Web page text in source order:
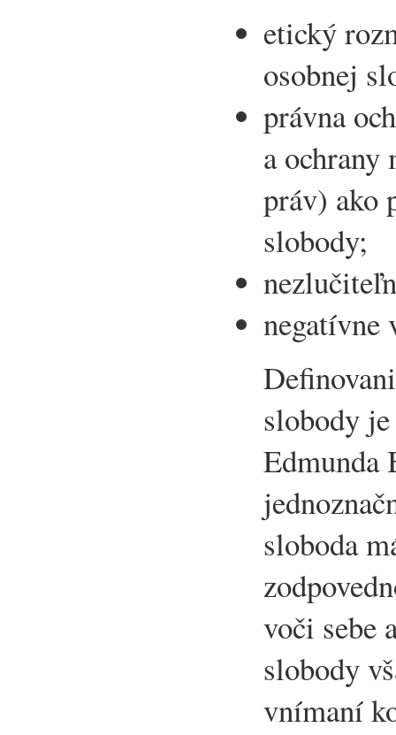
etický
osobnej
právna
a ochrany
práv) ako
slobody;
negatívne
slobody
Edmunda
sloboda
voči sebe
slobody
vnímaní